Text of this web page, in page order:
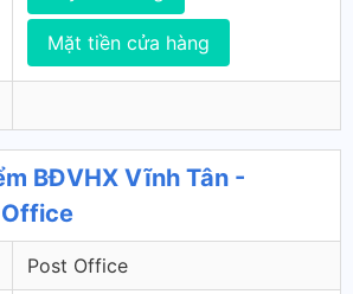
Mặt tiền cửa hàng
BĐVHX Vĩnh Tân -
Post Office